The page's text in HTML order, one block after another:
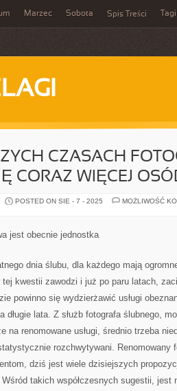
Marzec Sobota Spis Treści Tagi
CZASACH
CORAZ WIĘCEJ
POSTED ON SIE - 7 - 2025
MOŻLIWOŚĆ
jest obecnie jednostka
dnia ślubu, dla każdego mają
tej kwestii zawodzi i już po paru latach,
powinno się wydzierżawić usługi
długie lata. Z służb fotografa ślubnego,
na renomowane usługi, średnio trzeba
rozchwytywani. Renomowany
dziś jest wiele dzisiejszych
Wśród takich współczesnych sugestii, jest